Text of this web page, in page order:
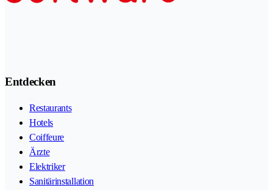
Entdecken
Restaurants
Hotels
Coiffeure
Ärzte
Elektriker
Sanitärinstallation